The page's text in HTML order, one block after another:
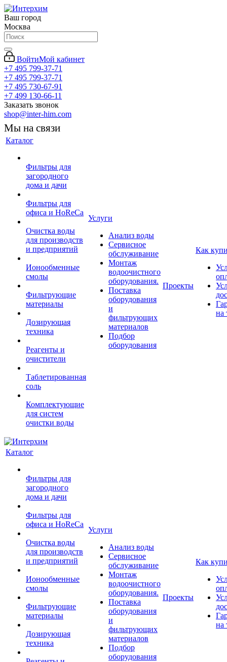
Ваш город
Москва
ВойтиМой кабинет
+7 495 799-37-71
+7 495 799-37-71
+7 495 730-67-91
+7 499 130-66-11
Заказать звонок
shop@inter-him.com
Мы на связи
Каталог
Фильтры для
загородного
дома и дачи
Фильтры для
офиса и HoReCa
Очистка воды
для производств
и предприятий
Ионообменные
смолы
Фильтрующие
материалы
Дозирующая
техника
Реагенты и
очистители
Таблетированная
соль
Комплектующие
для систем
очистки воды
Услуги
Анализ воды
Сервисное
обслуживание
Монтаж
водоочистного
оборудования.
Поставка
оборудования
и
фильтрующих
материалов
Подбор
оборудования
Проекты
Как
на
Каталог
Фильтры для
загородного
дома и дачи
Фильтры для
офиса и HoReCa
Очистка воды
для производств
и предприятий
Ионообменные
смолы
Фильтрующие
материалы
Дозирующая
техника
Услуги
Анализ воды
Сервисное
обслуживание
Монтаж
водоочистного
оборудования.
Поставка
оборудования
и
фильтрующих
материалов
Подбор
оборудования
Проекты
Как
на